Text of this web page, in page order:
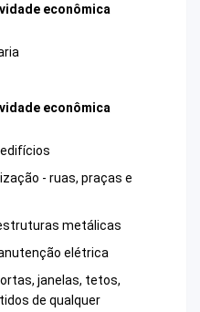
econômica
econômica
- ruas, praças e
metálicas
elétrica
janelas, tetos,
de qualquer